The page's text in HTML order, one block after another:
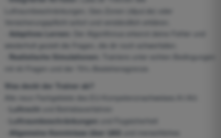
Luftraumbeschränkungen, Geo-Zonen (dipul.de) oder
Versicherungspflicht sofort und verständlich erklären.
Adaptives Lernen:
Der Algorithmus erkennt deine Fehler und
wiederholt gezielt die Fragen, die dir noch schwerfallen.
Realistische Simulationen:
Trainiere unter echten Bedingungen
mit 40 Fragen und der 75%-Bestehensgrenze.
Was deckt der Trainer ab?
Alle neun Fachgebiete des EU-Kompetenznachweises A1/A3:
Luftrecht
Luftraumbeschränkungen
und Flugsicherheit
Allgemeine Kenntnisse über UAS